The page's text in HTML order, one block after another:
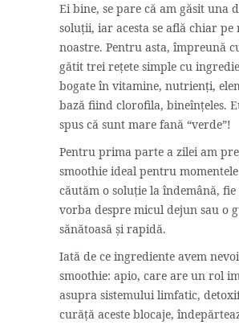
Ei bine, se pare că am găsit una
soluții, iar acesta se află chiar pe
noastre. Pentru asta, împreună
gătit trei rețete simple cu
bogate în vitamine, nutrienți,
bază fiind clorofila, bineînțeles.
spus că sunt mare fană “verde”!
Pentru prima parte a zilei am
smoothie ideal pentru
căutăm o soluție la îndemână, fie
vorba despre micul dejun sau o
sănătoasă și rapidă.
Iată de ce ingrediente avem
smoothie: apio, care are un rol
asupra sistemului limfatic,
curăță aceste blocaje,